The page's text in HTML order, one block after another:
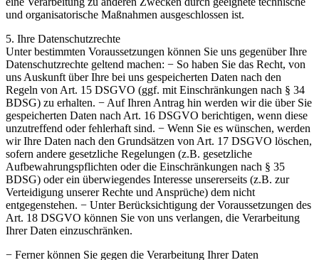
und organisatorische Maßnahmen ausgeschlossen ist.
5. Ihre Datenschutzrechte
Unter bestimmten Voraussetzungen können Sie uns gegenüber Ihre
Datenschutzrechte geltend machen: − So haben Sie das Recht, von
uns Auskunft über Ihre bei uns gespeicherten Daten nach den
Regeln von Art. 15 DSGVO (ggf. mit Einschränkungen nach § 34
BDSG) zu erhalten. − Auf Ihren Antrag hin werden wir die über Sie
gespeicherten Daten nach Art. 16 DSGVO berichtigen, wenn diese
unzutreffend oder fehlerhaft sind. − Wenn Sie es wünschen, werden
wir Ihre Daten nach den Grundsätzen von Art. 17 DSGVO löschen,
sofern andere gesetzliche Regelungen (z.B. gesetzliche
Aufbewahrungspflichten oder die Einschränkungen nach § 35
BDSG) oder ein überwiegendes Interesse unsererseits (z.B. zur
Verteidigung unserer Rechte und Ansprüche) dem nicht
entgegenstehen. − Unter Berücksichtigung der Voraussetzungen des
Art. 18 DSGVO können Sie von uns verlangen, die Verarbeitung
Ihrer Daten einzuschränken.
− Ferner können Sie gegen die Verarbeitung Ihrer Daten